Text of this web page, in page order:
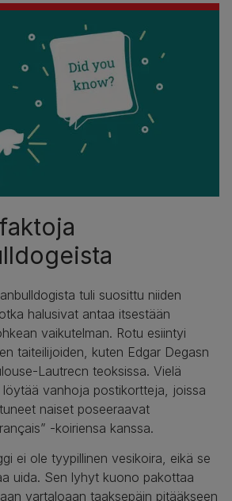
tuli suosittu niiden
halusivat antaa itsestään
vaikutelman. Rotu esiintyi
taiteilijoiden, kuten Edgar Degasn
Lautrecn teoksissa. Vielä
vanhoja postikortteja, joissa
naiset poseeraavat
-koiriensa kanssa.
ei ole tyypillinen vesikoira, eikä se
uida. Sen lyhyt kuono pakottaa
vartaloaan taaksepäin pitääkseen